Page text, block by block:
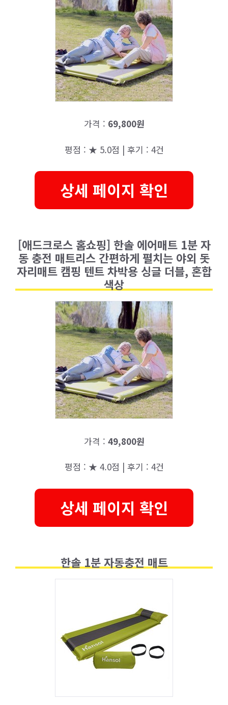
가격 : 69,800원
평점 : ★ 5.0점 | 후기 : 4건
상세 페이지 확인
[애드크로스 홈쇼핑] 한솔 에어매트 1분 자
동 충전 매트리스 간편하게 펼치는 야외 돗
자리매트 캠핑 텐트 차박용 싱글 더블, 혼합
색상
가격 : 49,800원
평점 : ★ 4.0점 | 후기 : 4건
상세 페이지 확인
한솔 1분 자동충전 매트